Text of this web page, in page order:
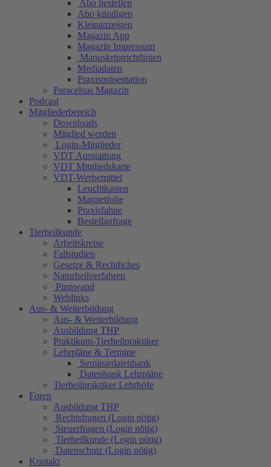
Abo bestellen
Abo kündigen
Kleinanzeigen
Magazin App
Magazin Impressum
Manuskriptrichtlinien
Mediadaten
Praxispräsentation
Paracelsus Magazin
Podcast
Mitgliederbereich
Downloads
Mitglied werden
Login-Mitglieder
VDT Ausstattung
VDT Mitgliedskarte
VDT-Werbemittel
Leuchtkasten
Magnetfolie
Praxisfahne
Bestellanfrage
Tierheilkunde
Arbeitskreise
Fallstudien
Gesetze & Rechtliches
Naturheilverfahren
Pinnwand
Weblinks
Aus- & Weiterbildung
Aus- & Weiterbildung
Ausbildung THP
Praktikum-Tierheilpraktiker
Lehrpläne & Termine
Seminardatenbank
Datenbank Lehrpläne
Tierheilpraktiker Lehrhöfe
Foren
Ausbildung THP
Rechtsfragen (Login nötig)
Steuerfragen (Login nötig)
Tierheilkunde (Login nötig)
Datenschutz (Login nötig)
Kontakt